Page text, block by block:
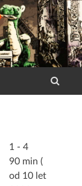
1 - 4
90 min (
od 10 let